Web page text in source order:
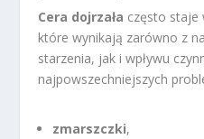
Cera dojrzała często staje
które wynikają zarówno z
starzenia, jak i wpływu
najpowszechniejszych
zmarszczki,